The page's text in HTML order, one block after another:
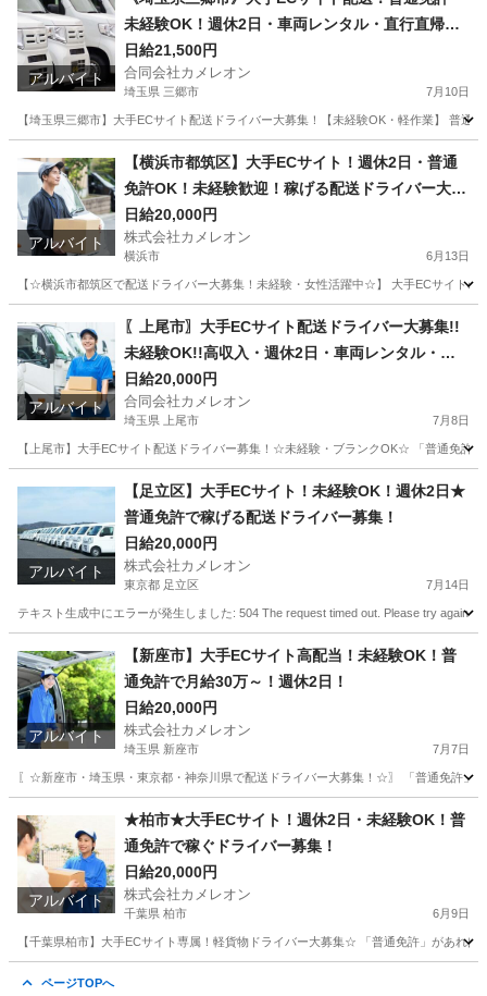
アルバイト
未経験OK！週休2日・車両レンタル・直行直帰で
稼ぐ！
日給21,500円
合同会社カメレオン
埼玉県 三郷市 7月10日
【埼玉県三郷市】大手ECサイト配送ドライバー大募集！【未経験OK・軽作業】 普
ドライバー 積み込み
アルバイト
【横浜市都筑区】大手ECサイト！週休2日・普通
免許OK！未経験歓迎！稼げる配送ドライバー大募
集！
日給20,000円
株式会社カメレオン
横浜市 6月13日
【☆横浜市都筑区で配送ドライバー大募集！未経験・女性活躍中☆】 大手ECサイト
ドライバー 積み込み
アルバイト
〖上尾市〗大手ECサイト配送ドライバー大募集!!
未経験OK!!高収入・週休2日・車両レンタル・独
立支
日給20,000円
合同会社カメレオン
埼玉県 上尾市 7月8日
【上尾市】大手ECサイト配送ドライバー募集！☆未経験・ブランクOK☆ 「普通免許
ドライバー 積み込み
アルバイト
【足立区】大手ECサイト！未経験OK！週休2日★
普通免許で稼げる配送ドライバー募集！
日給20,000円
株式会社カメレオン
東京都 足立区 7月14日
テキスト生成中にエラーが発生しました: 504 The request timed out. Please try
ドライバー 積み込み
アルバイト
【新座市】大手ECサイト高配当！未経験OK！普
通免許で月給30万～！週休2日！
日給20,000円
株式会社カメレオン
埼玉県 新座市 7月7日
〖☆新座市・埼玉県・東京都・神奈川県で配送ドライバー大募集！☆〗 「普通免許」
ドライバー 積み込み
アルバイト
★柏市★大手ECサイト！週休2日・未経験OK！普
通免許で稼ぐドライバー募集！
日給20,000円
株式会社カメレオン
千葉県 柏市 6月9日
【千葉県柏市】大手ECサイト専属！軽貨物ドライバー大募集☆ 「普通免許」があれ
ページTOPへ